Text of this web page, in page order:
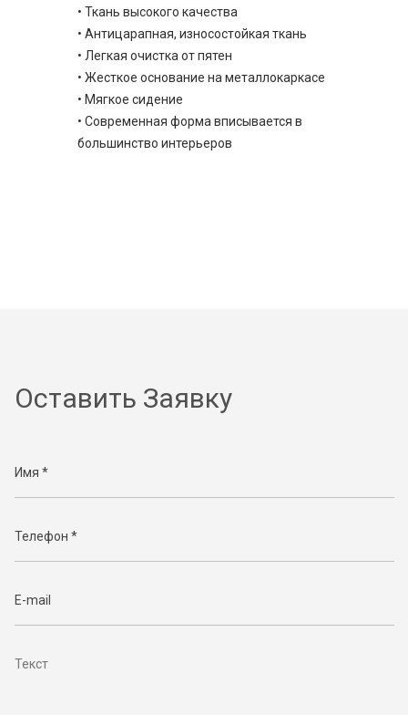
• Ткань высокого качества
• Антицарапная, износостойкая ткань
• Легкая очистка от пятен
• Жесткое основание на металлокаркасе
• Мягкое сидение
• Современная форма вписывается в
большинство интерьеров
Оставить Заявку